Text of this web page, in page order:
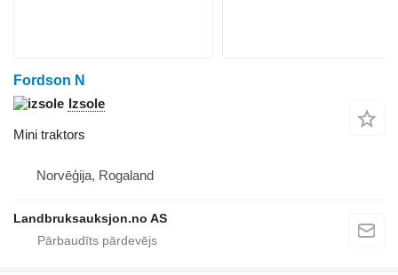
Fordson N
Izsole
Mini traktors
Norvēģija, Rogaland
Landbruksauksjon.no AS